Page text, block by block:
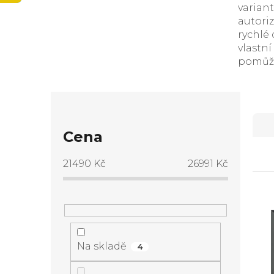
rychlé
vlastní
oCena
21490 Kč 26991 Kč
Na skladě 4